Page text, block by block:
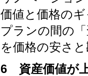
価値と価格の
プランの間の
を価格の安さ
6 資産価値が